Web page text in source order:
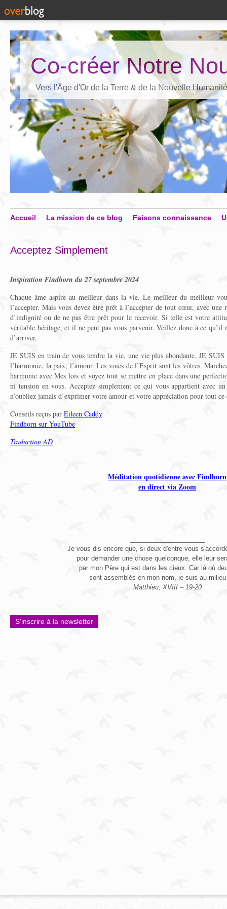
Co-créer Notre
Vers l'Âge d'Or de la Terre & de la Nouvelle Humanité
Accueil La mission de ce blog Faisons connaissance
Acceptez Simplement
Inspiration Findhorn du 27 septembre 2024
Chaque âme aspire au meilleur dans la vie. Le meilleur du meilleur
l’accepter. Mais vous devez être prêt à l’accepter de tout cœur, avec une
d’indignité ou de ne pas être prêt pour le recevoir. Si telle est votre
véritable héritage, et il ne peut pas vous parvenir. Veillez donc à ce qu’il
d’arriver.
JE SUIS en train de vous tendre la vie, une vie plus abondante. JE
l’harmonie, la paix, l’amour. Les voies de l’Esprit sont les vôtres.
harmonie avec Mes lois et voyez tout se mettre en place dans une
ni tension en vous. Acceptez simplement ce qui vous appartient avec
n’oubliez jamais d’exprimer votre amour et votre appréciation pour tout ce
Conseils reçus par Eileen Caddy
Findhorn sur YouTube
Traduction AD
Méditation quotidienne avec Findhorn
en direct via Zoom
Je vous dis encore que, si deux d'entre vous
pour demander une chose quelconque, elle leur
par mon Père qui est dans les cieux. Car là où
sont assemblés en mon nom, je suis au
Matthieu, XVIII – 19-20
S'inscrire à la newsletter